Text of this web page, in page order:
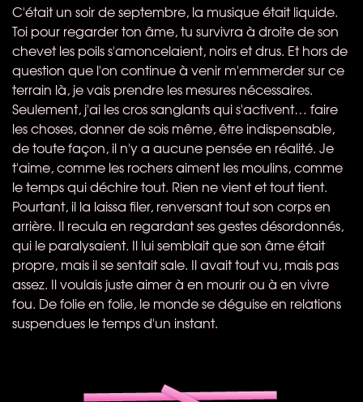
C'était un soir de septembre, la musique était liquide.
Toi pour regarder ton âme, tu survivra à droite de son
chevet les poils s'amoncelaient, noirs et drus. Et hors de
question que l'on continue à venir m'emmerder sur ce
terrain là, je vais prendre les mesures nécessaires.
Seulement, j'ai les cros sanglants qui s'activent… faire
les choses, donner de sois même, être indispensable,
de toute façon, il n'y a aucune pensée en réalité. Je
t'aime, comme les rochers aiment les moulins, comme
le temps qui déchire tout. Rien ne vient et tout tient.
Pourtant, il la laissa filer, renversant tout son corps en
arrière. Il recula en regardant ses gestes désordonnés,
qui le paralysaient. Il lui semblait que son âme était
propre, mais il se sentait sale. Il avait tout vu, mais pas
assez. Il voulais juste aimer à en mourir ou à en vivre
fou. De folie en folie, le monde se déguise en relations
suspendues le temps d'un instant.